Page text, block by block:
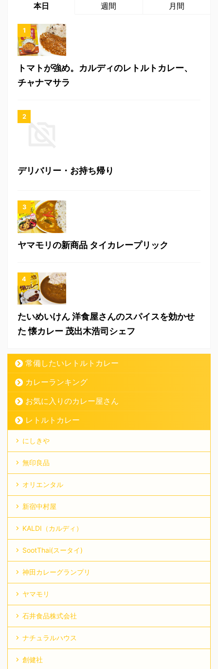
本日 週間 月間
トマトが強め。カルディのレトルトカレー、
チャナマサラ
デリバリー・お持ち帰り
ヤマモリの新商品 タイカレープリック
たいめいけん 洋食屋さんのスパイスを効かせ
た 懐カレー 茂出木浩司シェフ
常備したいレトルトカレー
カレーランキング
お気に入りのカレー屋さん
レトルトカレー
にしきや
無印良品
オリエンタル
新宿中村屋
KALDI（カルディ）
SootThai(スータイ)
神田カレーグランプリ
ヤマモリ
石井食品株式会社
ナチュラルハウス
創健社